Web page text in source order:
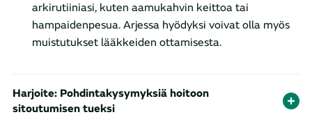
arkirutiiniasi, kuten aamukahvin keittoa tai
hampaidenpesua. Arjessa hyödyksi voivat olla myös
muistutukset lääkkeiden ottamisesta.
Harjoite: Pohdintakysymyksiä hoitoon
sitoutumisen tueksi